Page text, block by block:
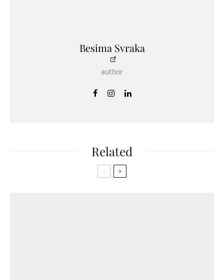
Besima Svraka
author
Related